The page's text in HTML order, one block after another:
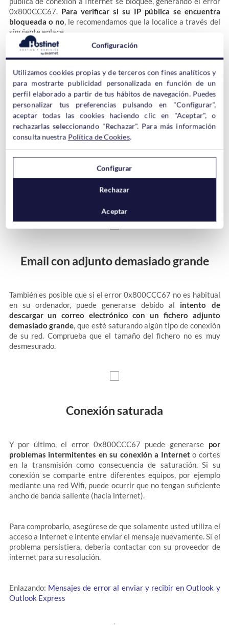
0x800CCC67. Para verificar si su IP pública se encuentra
bloqueada o no, le recomendamos que la localice a través del
siguiente enlace.
https://www.hostinet.com/formacion/ip/
Después dirijase al centro de reputación de IPs de Spamhaus a
través del siguiente enlace e introduzca su IP:
http://www.spamhaus.org/lookup/
Email con adjunto demasiado grande
También es posible que si el error 0x800CCC67 no es habitual
en su ordenador, puede generarse debido al intento de
descargar un correo electrónico con un fichero adjunto
demasiado grande, que esté saturando algún tipo de conexión
de su red. Comprueba que el tamaño del fichero no es muy
desmesurado.
Conexión saturada
Y por último, el error 0x800CCC67 puede generarse por
problemas intermitentes en su conexión a Interneto cortes
en la transmisión como consecuencia de saturación. Si su
conexión se comparte entre diferentes equipos, por ejemplo
mediante una red Wifi, puede ocurrir que no tengan suficiente
ancho de banda saliente (hacia internet).
Para comprobarlo, asegúrese de que solamente usted utiliza el
acceso a Internet e intente enviar el mensaje nuevamente. Si el
problema persistiera, debería contactar con su proveedor de
internet para su resolución.
Enlazando: Mensajes de error al enviar y recibir en Outlook y
Outlook Express
Configuración
Utilizamos cookies propias y de terceros con fines analíticos y
para mostrarte publicidad personalizada en función de un
perfil elaborado a partir de tus hábitos de navegación. Puedes
personalizar tus preferencias pulsando en "Configurar",
aceptar todas las cookies haciendo clic en "Aceptar", o
rechazarlas seleccionando "Rechazar". Para más información
consulta nuestra Política de Cookies.
Configurar
Rechazar
Aceptar